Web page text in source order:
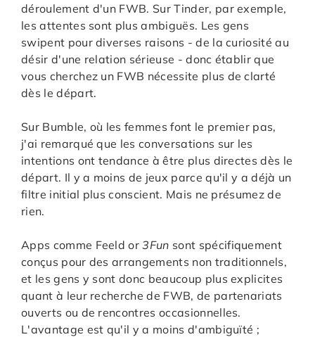
déroulement d'un FWB. Sur Tinder, par exemple,
les attentes sont plus ambiguës. Les gens
swipent pour diverses raisons - de la curiosité au
désir d'une relation sérieuse - donc établir que
vous cherchez un FWB nécessite plus de clarté
dès le départ.
Sur Bumble, où les femmes font le premier pas,
j'ai remarqué que les conversations sur les
intentions ont tendance à être plus directes dès le
départ. Il y a moins de jeux parce qu'il y a déjà un
filtre initial plus conscient. Mais ne présumez de
rien.
Apps comme Feeld or3Fun sont spécifiquement
conçus pour des arrangements non traditionnels,
et les gens y sont donc beaucoup plus explicites
quant à leur recherche de FWB, de partenariats
ouverts ou de rencontres occasionnelles.
L'avantage est qu'il y a moins d'ambiguïté ;